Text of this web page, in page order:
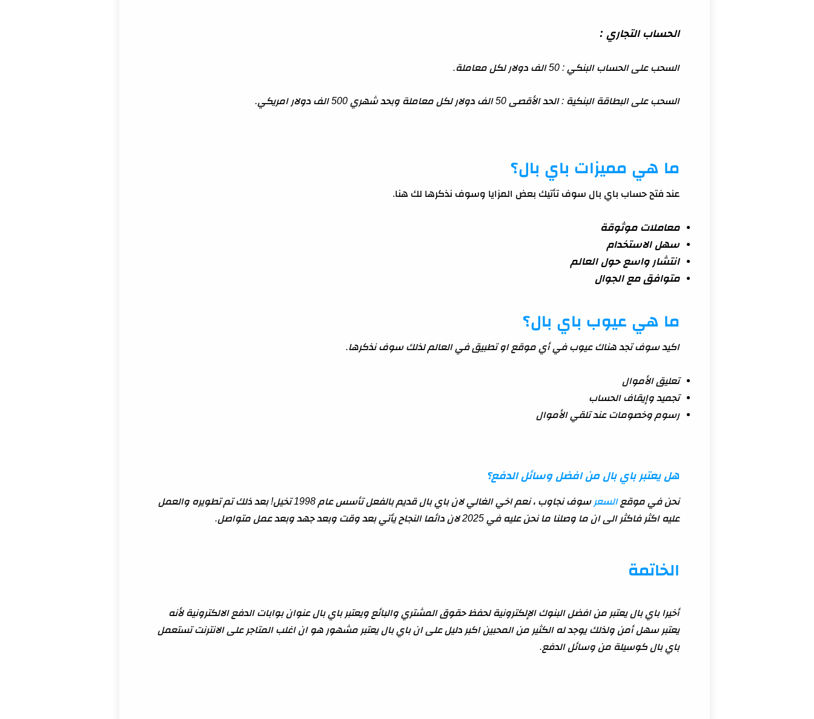
الحساب التجاري :
السحب على الحساب البنكي : 50 الف دولار لكل معاملة.
السحب على البطاقة البنكية : الحد الأقصى 50 الف دولار لكل معاملة وبحد شهري 500 الف دولار امريكي.
ما هي مميزات باي بال؟
عند فتح حساب باي بال سوف تأتيك بعض المزايا وسوف نذكرها لك هنا.
معاملات موثوقة
سهل الاستخدام
انتشار واسع حول العالم
متوافق مع الجوال
ما هي عيوب باي بال؟
اكيد سوف تجد هناك عيوب في أي موقع او تطبيق في العالم لذلك سوف نذكرها.
تعليق الأموال
تجميد وإيقاف الحساب
رسوم وخصومات عند تلقي الأموال
هل يعتبر باي بال من افضل وسائل الدفع؟
نحن في موقعالسعر
سوف نجاوب ، نعم اخي الغالي لان باي بال قديم بالفعل تأسس عام 1998 تخيل! بعد ذلك تم تطويره والعمل
عليه اكثر فاكثر الى ان ما وصلنا ما نحن عليه في 2025 لان دائما النجاح يأتي بعد وقت وبعد جهد وبعد عمل متواصل.
الخاتمة
أخيرا باي بال يعتبر من افضل البنوك الإلكترونية لحفظ حقوق المشتري والبائع ويعتبر باي بال عنوان بوابات الدفع الالكترونية لأنه
يعتبر سهل أمن ولذلك يوجد له الكثير من المحبين اكبر دليل على ان باي بال يعتبر مشهور هو ان اغلب المتاجر على الانترنت تستعمل
باي بال كوسيلة من وسائل الدفع.